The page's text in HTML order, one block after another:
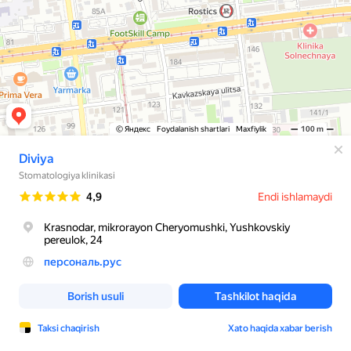
© Яндекс Foydalanish shartlari Maxfiylik 100 m
Diviya
Stomatologiya klinikasi
Reyting
4,9 Endi ishlamaydi
Krasnodar, mikrorayon Cheryomushki, Yushkovskiy
pereulok, 24
персональ.рус
Borish usuli Tashkilot haqida
Taksi chaqirish Xato haqida xabar berish